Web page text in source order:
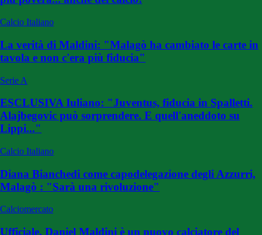
Calcio Italiano
La verità di Maldini: "Malagò ha cambiato le carte in
tavola e non c'era più fiducia"
Serie A
ESCLUSIVA Iuliano: "Juventus, fiducia in Spalletti.
Alajbegovic può sorprendere. E quell'aneddoto su
Lippi..."
Calcio Italiano
Diana Bianchedi come capodelegazione degli Azzurri,
Malagò : "Sarà una rivoluzione"
Calciomercato
Ufficiale, Daniel Maldini è un nuovo calciatore del